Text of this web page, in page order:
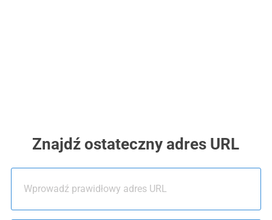
Znajdź ostateczny adres URL